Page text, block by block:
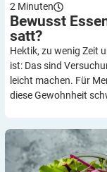
2 Minuten
Bewusst
satt?
Hektik, zu wenig Zeit
ist: Das sind
leicht machen. Für
diese Gewohnheit
Ersatz statt